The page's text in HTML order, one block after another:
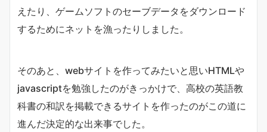
えたり、ゲームソフトのセーブデータをダウンロード
するためにネットを漁ったりしました。
そのあと、webサイトを作ってみたいと思いHTMLや
javascriptを勉強したのがきっかけで、高校の英語教
科書の和訳を掲載できるサイトを作ったのがこの道に
進んだ決定的な出来事でした。